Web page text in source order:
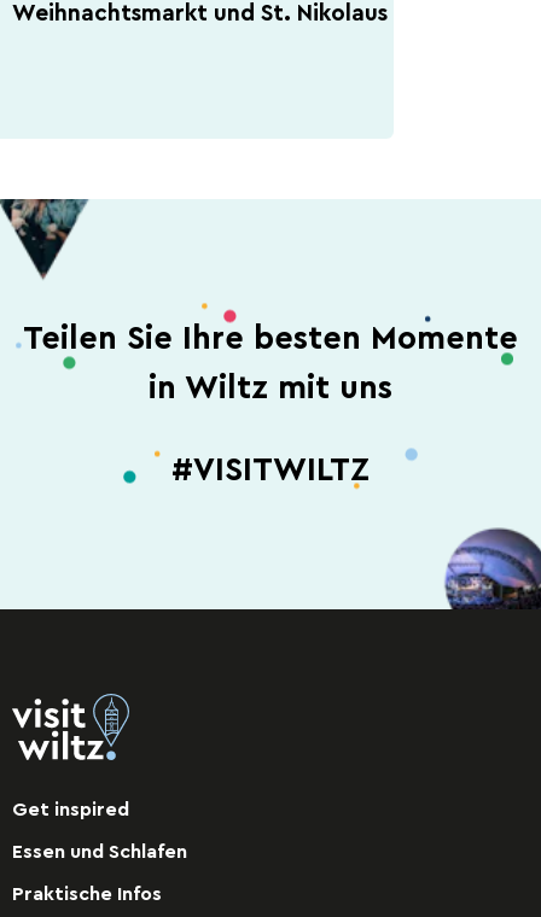
Weihnachtsmarkt und St. Nikolaus
Teilen Sie Ihre besten Momente
in Wiltz mit uns
#VISITWILTZ
Get inspired
Essen und Schlafen
Praktische Infos